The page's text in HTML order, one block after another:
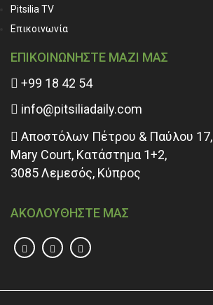
Pitsilia TV
Επικοινωνία
ΕΠΙΚΟΙΝΩΝΗΣΤΕ ΜΑΖΙ ΜΑΣ
+99 18 42 54
info@pitsiliadaily.com
Αποστόλων Πέτρου & Παύλου 17,
Mary Court, Κατάστημα 1+2,
3085 Λεμεσός, Κύπρος
ΑΚΟΛΟΥΘΗΣΤΕ ΜΑΣ